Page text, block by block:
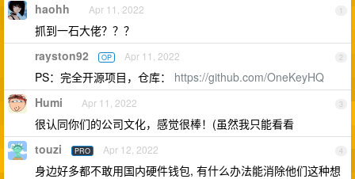
1
haohh Apr 11, 2022
抓到一石大佬？？？
2
rayston92 OP Apr 11, 2022
PS：完全开源项目，仓库： https://github.com/OneKeyHQ
3
Humi Apr 11, 2022
很认同你们的公司文化，感觉很棒！(虽然我只能看看
4
touzi PRO Apr 12, 2022
身边好多都不敢用国内硬件钱包, 有什么办法能消除他们这种想